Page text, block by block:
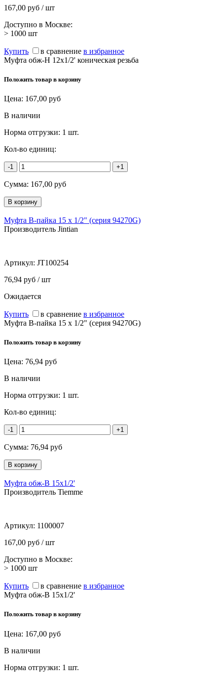
167,00 руб / шт
Доступно в Москве:
> 1000 шт
Купить в сравнение в избранное
Муфта обж-Н 12х1/2' коническая резьба
Положить товар в корзину
Цена: 167,00 руб
В наличии
Норма отгрузки: 1 шт.
Кол-во единиц:
-1 +1
Сумма: 167,00 руб
Муфта В-пайка 15 х 1/2" (серия 94270G)
Производитель Jintian
Артикул: JT100254
76,94 руб / шт
Ожидается
Купить в сравнение в избранное
Муфта В-пайка 15 х 1/2" (серия 94270G)
Положить товар в корзину
Цена: 76,94 руб
В наличии
Норма отгрузки: 1 шт.
Кол-во единиц:
-1 +1
Сумма: 76,94 руб
Муфта обж-В 15х1/2'
Производитель Tiemme
Артикул: 1100007
167,00 руб / шт
Доступно в Москве:
> 1000 шт
Купить в сравнение в избранное
Муфта обж-В 15х1/2'
Положить товар в корзину
Цена: 167,00 руб
В наличии
Норма отгрузки: 1 шт.